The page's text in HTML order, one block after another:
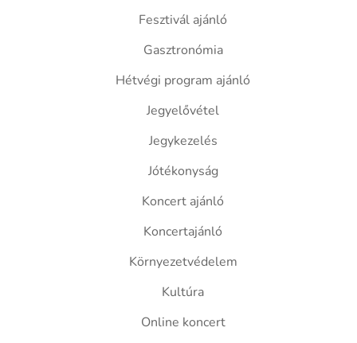
Fesztivál ajánló
Gasztronómia
Hétvégi program ajánló
Jegyelővétel
Jegykezelés
Jótékonyság
Koncert ajánló
Koncertajánló
Környezetvédelem
Kultúra
Online koncert